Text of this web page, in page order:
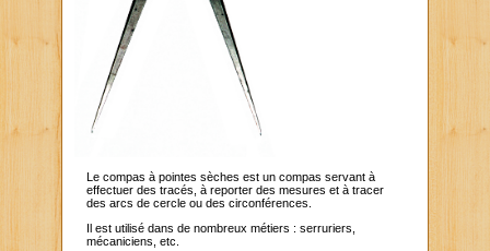
Le compas à pointes sèches est un compas servant à
effectuer des tracés, à reporter des mesures et à tracer
des arcs de cercle ou des circonférences.
Il est utilisé dans de nombreux métiers : serruriers,
mécaniciens, etc.